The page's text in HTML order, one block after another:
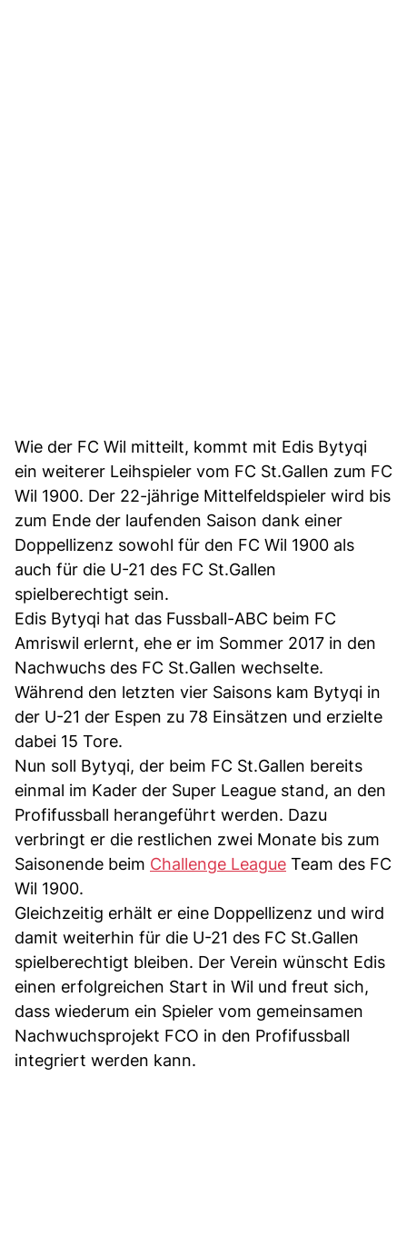
Wie der FC Wil mitteilt, kommt mit Edis Bytyqi
ein weiterer Leihspieler vom FC St.Gallen zum FC
Wil 1900. Der 22-jährige Mittelfeldspieler wird bis
zum Ende der laufenden Saison dank einer
Doppellizenz sowohl für den FC Wil 1900 als
auch für die U-21 des FC St.Gallen
spielberechtigt sein.
Edis Bytyqi hat das Fussball-ABC beim FC
Amriswil erlernt, ehe er im Sommer 2017 in den
Nachwuchs des FC St.Gallen wechselte.
Während den letzten vier Saisons kam Bytyqi in
der U-21 der Espen zu 78 Einsätzen und erzielte
dabei 15 Tore.
Nun soll Bytyqi, der beim FC St.Gallen bereits
einmal im Kader der Super League stand, an den
Profifussball herangeführt werden. Dazu
verbringt er die restlichen zwei Monate bis zum
Saisonende beim Challenge League Team des FC
Wil 1900.
Gleichzeitig erhält er eine Doppellizenz und wird
damit weiterhin für die U-21 des FC St.Gallen
spielberechtigt bleiben. Der Verein wünscht Edis
einen erfolgreichen Start in Wil und freut sich,
dass wiederum ein Spieler vom gemeinsamen
Nachwuchsprojekt FCO in den Profifussball
integriert werden kann.